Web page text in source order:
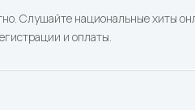
Слушайте национальные хиты
и оплаты.